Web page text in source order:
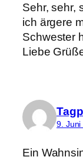
Sehr, sehr,
ich ärgere
Schwester
Liebe
9. Juni
Ein